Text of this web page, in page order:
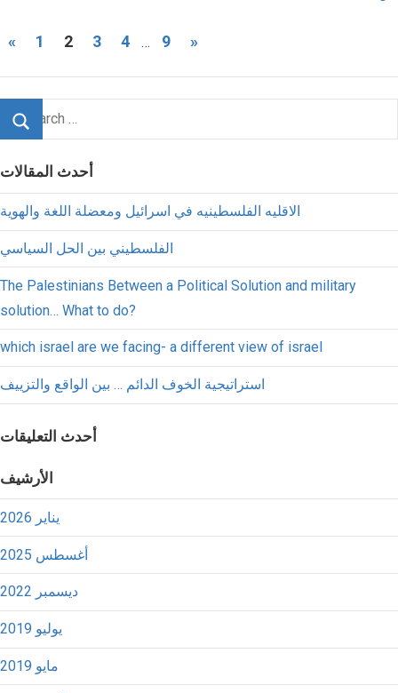
« 1 2 3 4 … 9 »
أحدث المقالات
الاقليه الفلسطينيه في اسرائيل ومعضلة اللغة والهوية
الفلسطيني بين الحل السياسي
The Palestinians Between a Political Solution and military
solution… What to do?
which israel are we facing- a different view of israel
استراتيجية الخوف الدائم … بين الواقع والتزييف
أحدث التعليقات
الأرشيف
يناير 2026
أغسطس 2025
ديسمبر 2022
يوليو 2019
مايو 2019